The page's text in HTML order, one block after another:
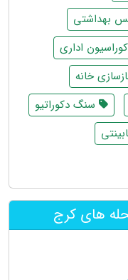
بهداشتی
اداری
خانه
سنگ دکوراتیو
های کرج